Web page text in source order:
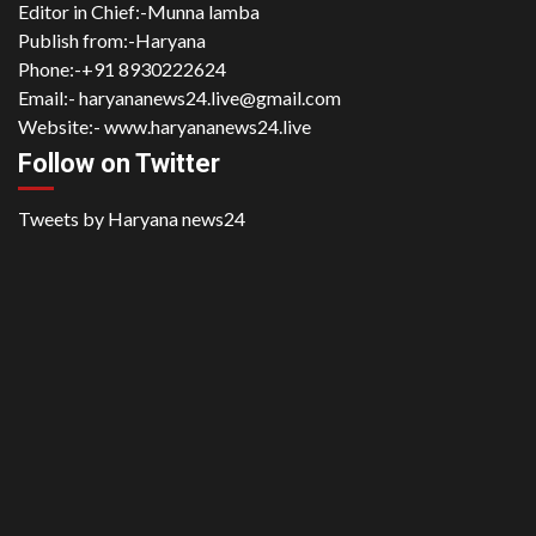
Editor in Chief:-Munna lamba
Publish from:-Haryana
Phone:-+91 8930222624
Email:- haryananews24.live@gmail.com
Website:- www.haryananews24.live
Follow on Twitter
Tweets by Haryana news24